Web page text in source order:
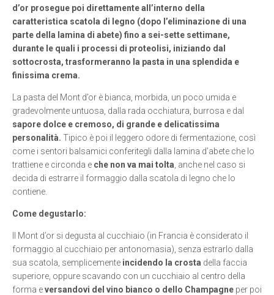
d’or prosegue poi direttamente all’interno della
caratteristica scatola di legno (dopo l’eliminazione di una
parte della lamina di abete) fino a sei-sette settimane,
durante le quali i processi di proteolisi, iniziando dal
sottocrosta, trasformeranno la pasta in una splendida e
finissima crema.
La pasta del Mont d’or è bianca, morbida, un poco umida e
gradevolmente untuosa, dalla rada occhiatura, burrosa e dal
sapore dolce e cremoso, di grande e delicatissima
personalità. Tipico è poi il leggero odore di fermentazione, così
come i sentori balsamici conferitegli dalla lamina d’abete che lo
trattiene e circonda e che non va mai tolta , anche nel caso si
decida di estrarre il formaggio dalla scatola di legno che lo
contiene.
Come degustarlo:
Il Mont d’or si degusta al cucchiaio (in Francia è considerato il
formaggio al cucchiaio per antonomasia), senza estrarlo dalla
sua scatola, semplicemente incidendo la crosta della faccia
superiore, oppure scavando con un cucchiaio al centro della
forma eversandovi del vino bianco o dello Champagne per poi